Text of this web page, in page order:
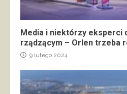
Media i niektórzy eksperci
rządzącym – Orlen trzeba
9 lutego 2024